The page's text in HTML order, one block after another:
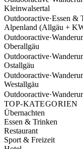
Kleinwalsertal
Outdooractive·Essen &
Alpenland (Allgäu +
Outdooractive·
Oberallgäu
Outdooractive·
Ostallgäu
Outdooractive·
Westallgäu
Outdooractive·
TOP-KATEGORIEN
Übernachten
Essen & Trinken
Restaurant
Sport & Freizeit